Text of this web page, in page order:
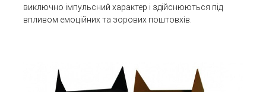
виключно імпульсний характер і здійснюються під
впливом емоційних та зорових поштовхів.